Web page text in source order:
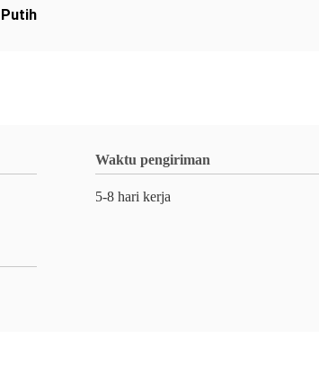
Waktu pengiriman
5-8 hari kerja